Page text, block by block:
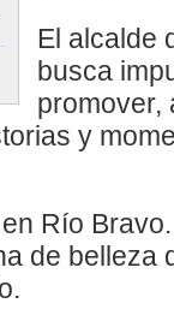
El alcalde
busca
promover,
y
Río
de belleza